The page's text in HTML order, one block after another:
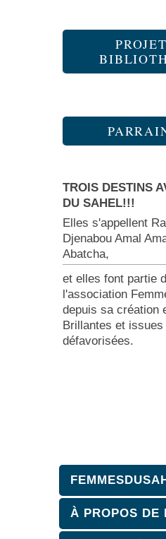
À PROPOS DE
TROIS DESTINS
DU SAHEL!!!
Elles s'appellent
Djenabou Amal
Abatcha,
et elles font partie
l'association
depuis sa création
Brillantes et
défavorisées.